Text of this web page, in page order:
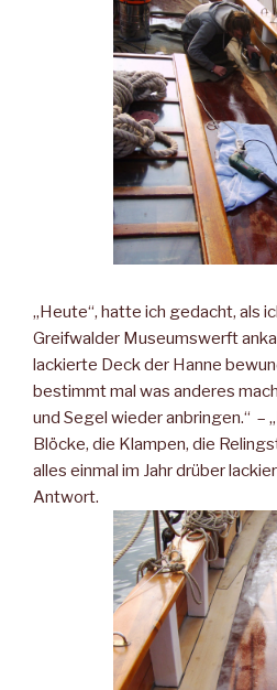
„Heute“, hatte ich gedacht, als
Greifwalder Museumswerft
lackierte Deck der Hanne
bestimmt mal was anderes
und Segel wieder anbringen.“ –
Blöcke, die Klampen, die
alles einmal im Jahr drüber
Antwort.